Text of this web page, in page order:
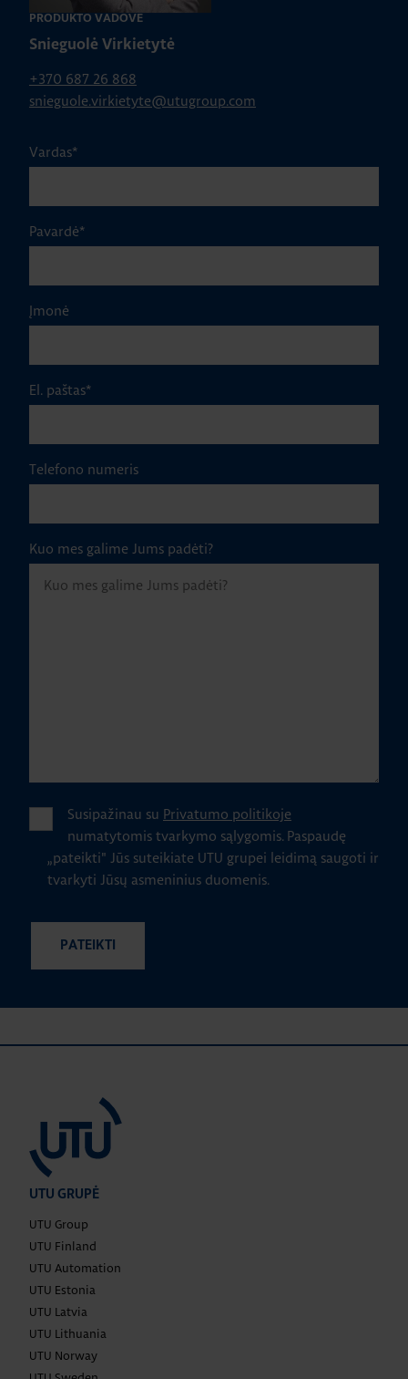
PRODUKTO VADOVĖ
Snieguolė Virkietytė
+370 687 26 868
snieguole.virkietyte@utugroup.com
Vardas*
Pavardė*
Įmonė
El. paštas*
Telefono numeris
Kuo mes galime Jums padėti?
Susipažinau su Privatumo politikoje
numatytomis tvarkymo sąlygomis. Paspaudę
„pateikti" Jūs suteikiate UTU grupei leidimą saugoti ir
tvarkyti Jūsų asmeninius duomenis.
UTU GRUPĖ
UTU Group
UTU Finland
UTU Automation
UTU Estonia
UTU Latvia
UTU Lithuania
UTU Norway